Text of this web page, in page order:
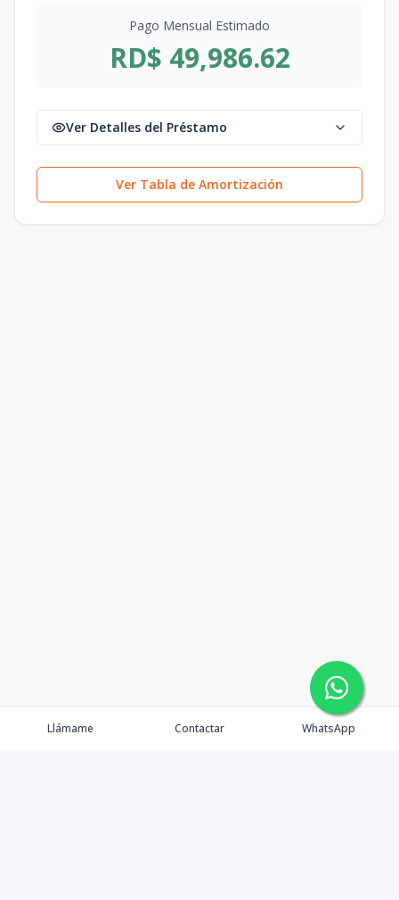
Pago Mensual Estimado
RD$ 49,986.62
Ver Detalles del Préstamo
Ver Tabla de Amortización
Llámame Contactar WhatsApp